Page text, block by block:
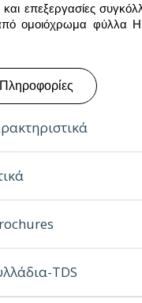
και επεξεργασίες
ομοιόχρωμα φύλλα
μήκος:
πλάτος:2.07m
TDS